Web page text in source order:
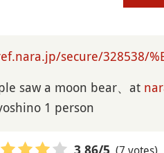
secure/328538/
saw a moon bear、at
1 person
3,86/5 (7 votes)